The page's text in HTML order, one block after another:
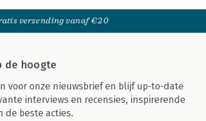
verzending vanaf €20
de hoogte
voor onze nieuwsbrief en blijf up-to-date
interviews en recensies, inspirerende
de beste acties.